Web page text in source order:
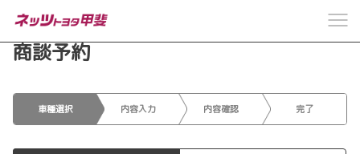
商談予約
車種選択 内容入力 内容確認 完了